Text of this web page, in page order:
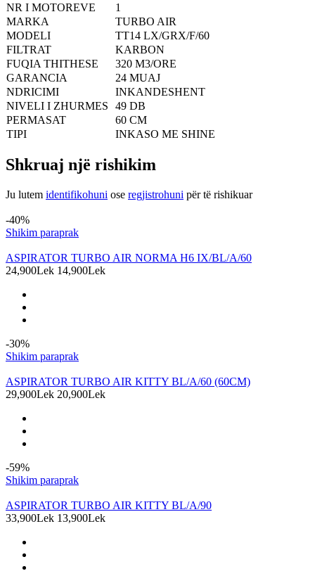
NR I MOTOREVE
1
MARKA
TURBO AIR
MODELI
TT14 LX/GRX/F/60
FILTRAT
KARBON
FUQIA THITHESE
320 M3/ORE
GARANCIA
24 MUAJ
NDRICIMI
INKANDESHENT
NIVELI I ZHURMES
49 DB
PERMASAT
60 CM
TIPI
INKASO ME SHINE
Shkruaj një rishikim
Ju lutem identifikohuni ose regjistrohuni për të rishikuar
-40%
Shikim paraprak
ASPIRATOR TURBO AIR NORMA H6 IX/BL/A/60
24,900Lek 14,900Lek
-30%
Shikim paraprak
ASPIRATOR TURBO AIR KITTY BL/A/60 (60CM)
29,900Lek 20,900Lek
-59%
Shikim paraprak
ASPIRATOR TURBO AIR KITTY BL/A/90
33,900Lek 13,900Lek